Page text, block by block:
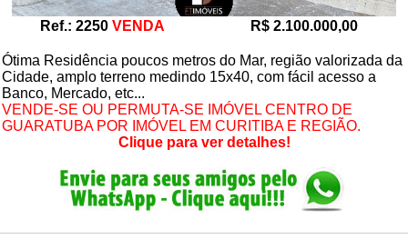
Ref.: 2250 VENDA R$ 2.100.000,00
Ótima Residência poucos metros do Mar, região valorizada da
Cidade, amplo terreno medindo 15x40, com fácil acesso a
Banco, Mercado, etc...
VENDE-SE OU PERMUTA-SE IMÓVEL CENTRO DE
GUARATUBA POR IMÓVEL EM CURITIBA E REGIÃO.
Clique para ver detalhes!